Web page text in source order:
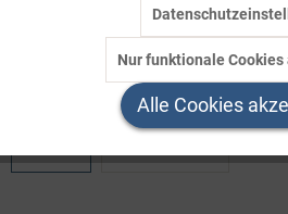
frühen 1980er Jahren!
Welchen Download
Nur funktionale
Alle Cookies